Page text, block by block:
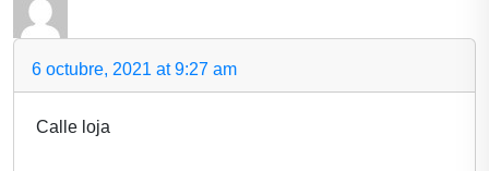
6 octubre, 2021 at 9:27 am
Calle loja